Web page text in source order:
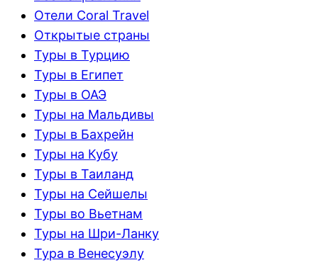
Отели Coral Travel
Открытые страны
Туры в Турцию
Туры в Египет
Туры в ОАЭ
Туры на Мальдивы
Туры в Бахрейн
Туры на Кубу
Туры в Таиланд
Туры на Сейшелы
Туры во Вьетнам
Туры на Шри-Ланку
Тура в Венесуэлу